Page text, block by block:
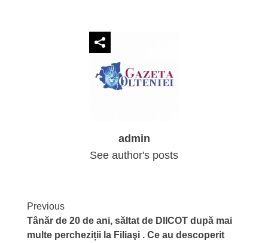
admin
See author's posts
Continue
Reading
Previous
Tânăr de 20 de ani, săltat de DIICOT după mai
multe percheziții la Filiaşi . Ce au descoperit